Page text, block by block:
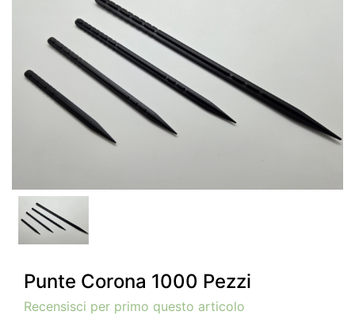
Punte Corona 1000 Pezzi
Recensisci per primo questo articolo